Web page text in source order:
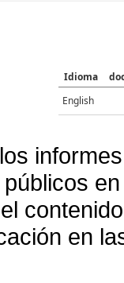
Idioma
English
en